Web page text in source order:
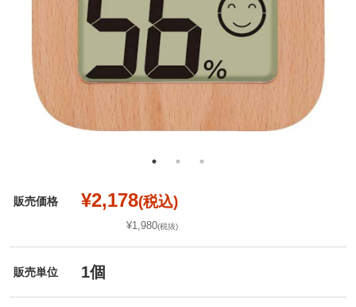
販売価格 ¥2,178(税込)
¥1,980(税抜)
販売単位 1個